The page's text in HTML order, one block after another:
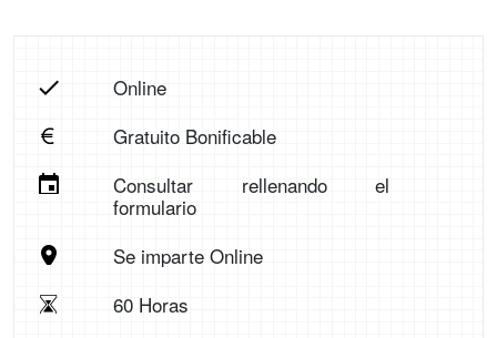
Online
Gratuito Bonificable
Consultar rellenando el
formulario
Se imparte Online
60 Horas